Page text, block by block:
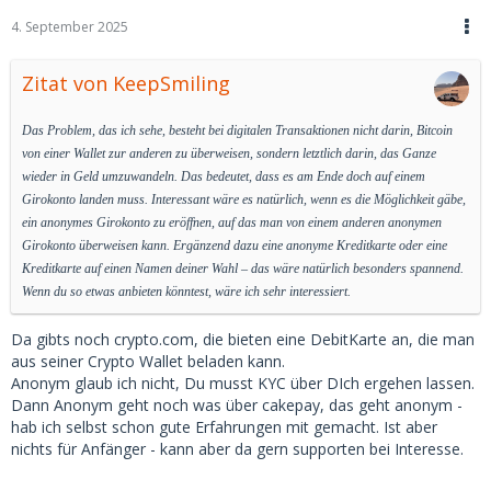
4. September 2025
Zitat von KeepSmiling
Das Problem, das ich sehe, besteht bei digitalen Transaktionen nicht darin, Bitcoin
von einer Wallet zur anderen zu überweisen, sondern letztlich darin, das Ganze
wieder in Geld umzuwandeln. Das bedeutet, dass es am Ende doch auf einem
Girokonto landen muss. Interessant wäre es natürlich, wenn es die Möglichkeit gäbe,
ein anonymes Girokonto zu eröffnen, auf das man von einem anderen anonymen
Girokonto überweisen kann. Ergänzend dazu eine anonyme Kreditkarte oder eine
Kreditkarte auf einen Namen deiner Wahl – das wäre natürlich besonders spannend.
Wenn du so etwas anbieten könntest, wäre ich sehr interessiert.
Da gibts noch crypto.com, die bieten eine DebitKarte an, die man
aus seiner Crypto Wallet beladen kann.
Anonym glaub ich nicht, Du musst KYC über DIch ergehen lassen.
Dann Anonym geht noch was über cakepay, das geht anonym -
hab ich selbst schon gute Erfahrungen mit gemacht. Ist aber
nichts für Anfänger - kann aber da gern supporten bei Interesse.